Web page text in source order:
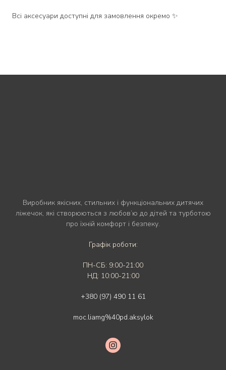
Всі аксесуари доступні для замовлення окремо ✨
Виробник якісних, стильних і функціональних дитячих
ліжечок, які створюються з любов’ю до дітей та турботою
про їхній комфорт і безпеку.
Графік роботи:
ПН-СБ: 9:00-21:00
НД: 10:00-21:00
+380 (97) 490 11 61
moc.liamg%40pd.aksylok